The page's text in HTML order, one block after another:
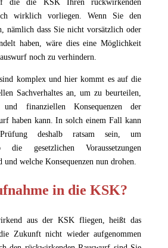
die die KSK Ihren rückwirkenden
wirklich vorliegen. Wenn Sie den
nämlich dass Sie nicht vorsätzlich oder
haben, wäre dies eine Möglichkeit
noch zu verhindern.
komplex und hier kommt es auf die
Sachverhaltes an, um zu beurteilen,
und finanziellen Konsequenzen der
haben kann. In solch einem Fall kann
deshalb ratsam sein, um
die gesetzlichen Voraussetzungen
welche Konsequenzen nun drohen.
in die KSK?
aus der KSK fliegen, heißt das
Zukunft nicht wieder aufgenommen